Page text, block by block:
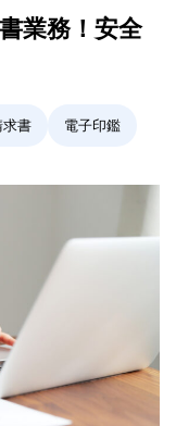
業務！安全
求書 電子印鑑